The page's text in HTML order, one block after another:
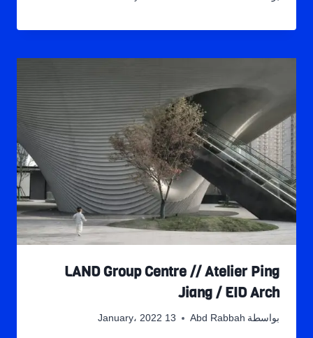
LAND Group Centre // Atelier Ping
Jiang / EID Arch
بواسطة Abd Rabbah 13 January، 2022